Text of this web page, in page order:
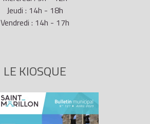
Jeudi : 14h - 18h
Vendredi : 14h - 17h
LE KIOSQUE